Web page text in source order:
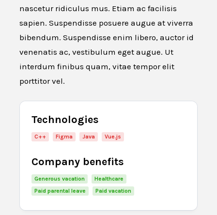
nascetur ridiculus mus. Etiam ac facilisis
sapien. Suspendisse posuere augue at viverra
bibendum. Suspendisse enim libero, auctor id
venenatis ac, vestibulum eget augue. Ut
interdum finibus quam, vitae tempor elit
porttitor vel.
Technologies
C++ Figma Java Vue.js
Company benefits
Generous vacation
Healthcare
Paid parental leave
Paid vacation